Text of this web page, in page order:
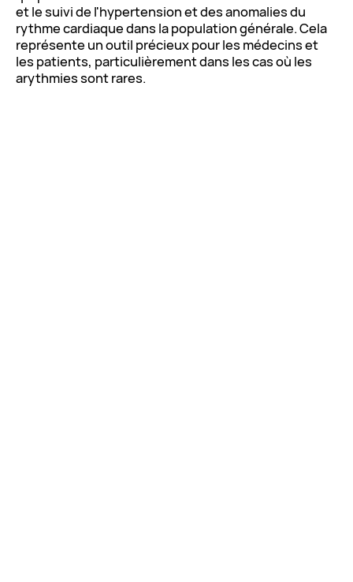
et le suivi de l'hypertension et des anomalies du
rythme cardiaque dans la population générale. Cela
représente un outil précieux pour les médecins et
les patients, particulièrement dans les cas où les
arythmies sont rares.